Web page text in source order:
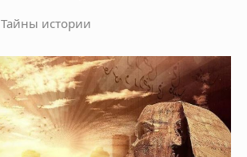
Тайны истории